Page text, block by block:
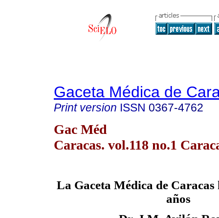
Gaceta Médica de
Print version ISSN 0367-4762
Gac Méd
Caracas. vol.118 no.1
La Gaceta Médica de Caracas
años